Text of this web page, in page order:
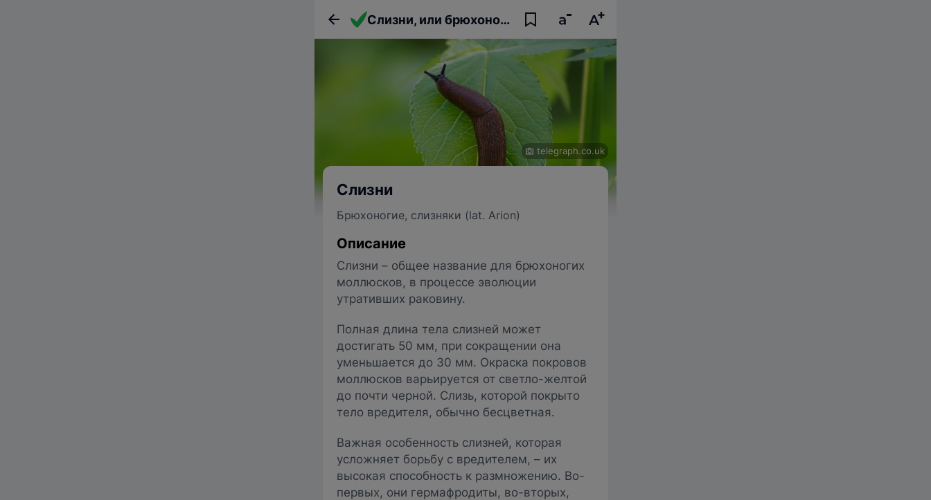
Слизни, или брюхоногие, или слизняки
telegraph.co.uk
Слизни
Брюхоногие, слизняки (lat. Arion)
Описание
Слизни – общее название для брюхоногих
моллюсков, в процессе эволюции
утративших раковину.
Полная длина тела слизней может
достигать 50 мм, при сокращении она
уменьшается до 30 мм. Окраска покровов
моллюсков варьируется от светло-желтой
до почти черной. Слизь, которой покрыто
тело вредителя, обычно бесцветная.
Важная особенность слизней, которая
усложняет борьбу с вредителем, – их
высокая способность к размножению. Во-
первых, они гермафродиты, во-вторых,